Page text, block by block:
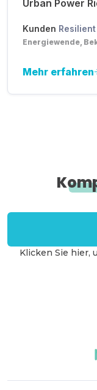
Urban Power
Kunden
Energiewende,
Mehr erfahren
Klicken Sie hier,